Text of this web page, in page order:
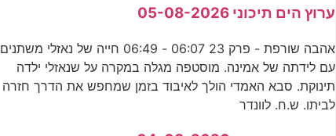
ערוץ הים תיכוני 05-08-2026
אהבה שורפת - פרק 23 06:07 - 06:49 חייה של נאזלי משתנים
עם לידתה של אמינה. מוסטפה מגלה במקרה על שנאזלי ילדה
תינוקת. סבא האמדי הולך לאיבוד בזמן שמחפש את הדרך חזרה
לביתו. ש.ח. לוונדר